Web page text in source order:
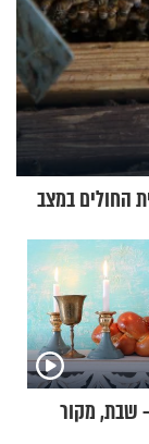
החולים במצב
שבת, מקור